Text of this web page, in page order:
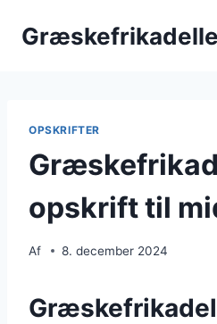
OPSKRIFTER
opskrift til
Af 8. december 2024